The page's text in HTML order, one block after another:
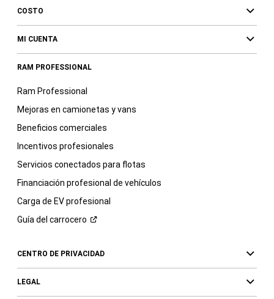
COSTO
MI CUENTA
RAM PROFESSIONAL
Ram Professional
Mejoras en camionetas y vans
Beneficios comerciales
Incentivos profesionales
Servicios conectados para flotas
Financiación profesional de vehículos
Carga de EV profesional
Guía del carrocero
CENTRO DE PRIVACIDAD
LEGAL